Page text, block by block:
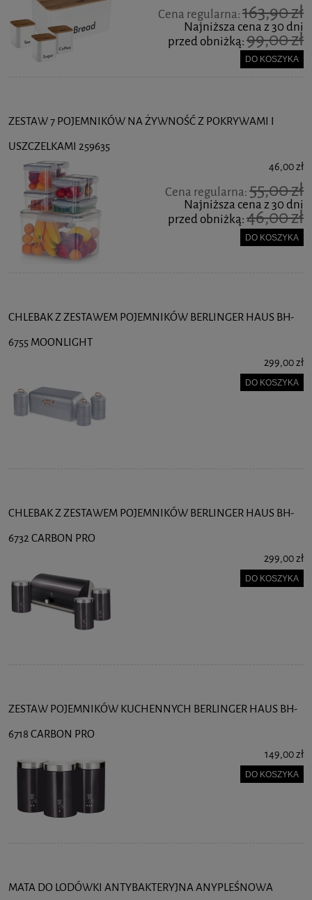
Cena regularna:163,90 zł
Najniższa cena z 30 dni
przed obniżką:99,00 zł
DO KOSZYKA
ZESTAW 7 POJEMNIKÓW NA ŻYWNOŚĆ Z POKRYWAMI I
USZCZELKAMI 259635
46,00 zł
Cena regularna:55,00 zł
Najniższa cena z 30 dni
przed obniżką:46,00 zł
DO KOSZYKA
CHLEBAK Z ZESTAWEM POJEMNIKÓW BERLINGER HAUS BH-
6755 MOONLIGHT
299,00 zł
DO KOSZYKA
CHLEBAK Z ZESTAWEM POJEMNIKÓW BERLINGER HAUS BH-
6732 CARBON PRO
299,00 zł
DO KOSZYKA
ZESTAW POJEMNIKÓW KUCHENNYCH BERLINGER HAUS BH-
6718 CARBON PRO
149,00 zł
DO KOSZYKA
MATA DO LODÓWKI ANTYBAKTERYJNA ANYPLEŚNOWA